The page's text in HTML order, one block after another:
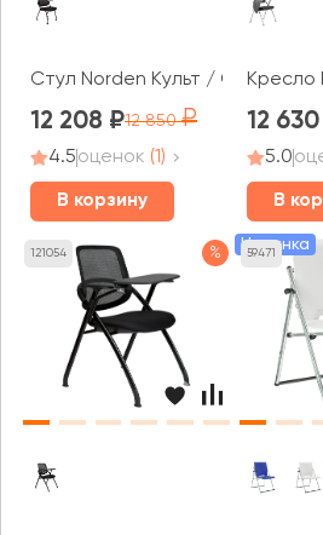
Стул Norden Культ / Cult
12 208 12 850
4.5оценок (1)
В корзину
Кресло
12 630
5.0
В
121054 % 59471
Новинка